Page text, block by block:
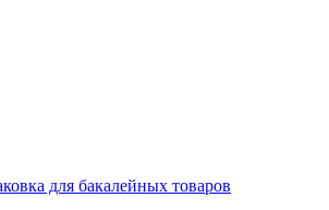
для бакалейных товаров